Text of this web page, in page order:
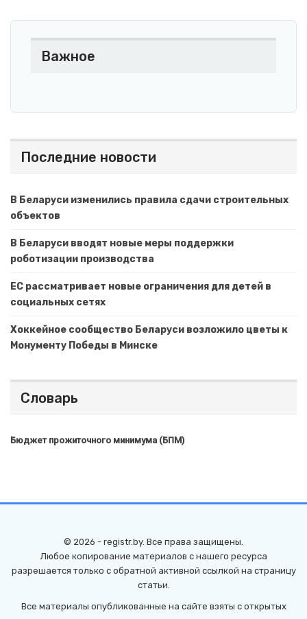
Важное
Последние новости
В Беларуси изменились правила сдачи строительных
объектов
В Беларуси вводят новые меры поддержки
роботизации производства
ЕС рассматривает новые ограничения для детей в
социальных сетях
Хоккейное сообщество Беларуси возложило цветы к
Монументу Победы в Минске
Словарь
Бюджет прожиточного минимума (БПМ)
© 2026 - registr.by. Все права защищены.
Любое копирование материалов с нашего ресурса
разрешается только с обратной активной ссылкой на страницу
статьи.
Все материалы опубликованные на сайте взяты с открытых